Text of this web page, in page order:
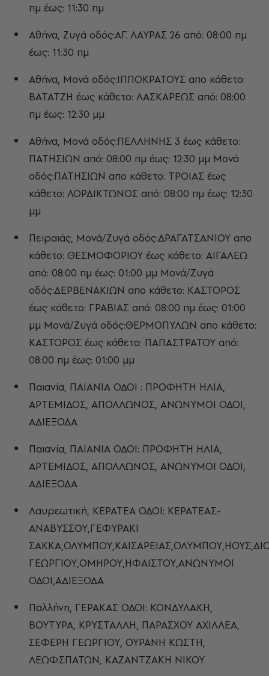
πμ έως: 11:30 πμ
Αθήνα, Ζυγά οδός:ΑΓ. ΛΑΥΡΑΣ 26 από: 08:00 πμ
έως: 11:30 πμ
Αθήνα, Μονά οδός:ΙΠΠΟΚΡΑΤΟΥΣ απο κάθετο:
ΒΑΤΑΤΖΗ έως κάθετο: ΛΑΣΚΑΡΕΩΣ από: 08:00
πμ έως: 12:30 μμ
Αθήνα, Μονά οδός:ΠΕΛΛΗΝΗΣ 3 έως κάθετο:
ΠΑΤΗΣΙΩΝ από: 08:00 πμ έως: 12:30 μμ Μονά
οδός:ΠΑΤΗΣΙΩΝ απο κάθετο: ΤΡΟΙΑΣ έως
κάθετο: ΛΟΡΔΙΚΤΩΝΟΣ από: 08:00 πμ έως: 12:30
μμ
Πειραιάς, Μονά/Ζυγά οδός:ΔΡΑΓΑΤΣΑΝΙΟΥ απο
κάθετο: ΘΕΣΜΟΦΟΡΙΟΥ έως κάθετο: ΑΙΓΑΛΕΩ
από: 08:00 πμ έως: 01:00 μμ Μονά/Ζυγά
οδός:ΔΕΡΒΕΝΑΚΙΩΝ απο κάθετο: ΚΑΣΤΟΡΟΣ
έως κάθετο: ΓΡΑΒΙΑΣ από: 08:00 πμ έως: 01:00
μμ Μονά/Ζυγά οδός:ΘΕΡΜΟΠΥΛΩΝ απο κάθετο:
ΚΑΣΤΟΡΟΣ έως κάθετο: ΠΑΠΑΣΤΡΑΤΟΥ από:
08:00 πμ έως: 01:00 μμ
Παιανία, ΠΑΙΑΝΙΑ ΟΔΟΙ : ΠΡΟΦΗΤΗ ΗΛΙΑ,
ΑΡΤΕΜΙΔΟΣ, ΑΠΟΛΛΩΝΟΣ, ΑΝΩΝΥΜΟΙ ΟΔΟΙ,
ΑΔΙΕΞΟΔΑ
Παιανία, ΠΑΙΑΝΙΑ ΟΔΟΙ: ΠΡΟΦΗΤΗ ΗΛΙΑ,
ΑΡΤΕΜΙΔΟΣ, ΑΠΟΛΛΩΝΟΣ, ΑΝΩΝΥΜΟΙ ΟΔΟΙ,
ΑΔΙΕΞΟΔΑ
Λαυρεωτική, ΚΕΡΑΤΕΑ ΟΔΟΙ: ΚΕΡΑΤΕΑΣ-
ΑΝΑΒΥΣΣΟΥ,ΓΕΦΥΡΑΚΙ
ΓΕΩΡΓΙΟΥ,ΟΜΗΡΟΥ,ΗΦΑΙΣΤΟΥ,ΑΝΩΝΥΜΟΙ
ΟΔΟΙ,ΑΔΙΕΞΟΔΑ
Παλλήνη, ΓΕΡΑΚΑΣ ΟΔΟΙ: ΚΟΝΔΥΛΑΚΗ,
ΒΟΥΤΥΡΑ, ΚΡΥΣΤΑΛΛΗ, ΠΑΡΑΣΧΟΥ ΑΧΙΛΛΕΑ,
ΣΕΦΕΡΗ ΓΕΩΡΓΙΟΥ, ΟΥΡΑΝΗ ΚΩΣΤΗ,
ΛΕΩΦ.ΣΠΑΤΩΝ, ΚΑΖΑΝΤΖΑΚΗ ΝΙΚΟΥ